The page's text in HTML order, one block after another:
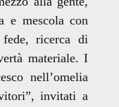
e mescola con
ricerca di
materiale. I
nell’omelia
invitati a